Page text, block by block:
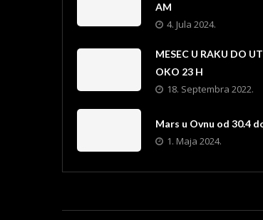
AM
4. Jula 2024.
MESEC U RAKU DO
OKO 23 H
18. Septembra 2022.
Mars u Ovnu od 30.4
1. Maja 2024.